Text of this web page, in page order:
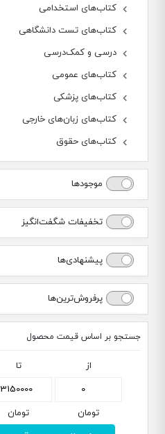
کتاب‌های استخدامی
کتاب‌های تست دانشگاهی
درسی و کمک‌درسی
کتاب‌های عمومی
کتاب‌های پزشکی
کتاب‌های زبان‌های خارجی
کتاب‌های حقوق
موجودها
تخفیفات شگفت‌انگیز
پیشنهادی‌ها
پرفروش‌ترین‌ها
جستجو بر اساس قیمت محصول
از
تومان
تا
تومان